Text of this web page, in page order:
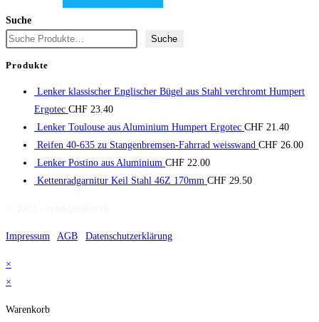
Suche
Suche
Produkte
Lenker klassischer Englischer Bügel aus Stahl verchromt Humpert
Ergotec CHF 23.40
Lenker Toulouse aus Aluminium Humpert Ergotec CHF 21.40
Reifen 40-635 zu Stangenbremsen-Fahrrad weisswand CHF 26.00
Lenker Postino aus Aluminium CHF 22.00
Kettenradgarnitur Keil Stahl 46Z 170mm CHF 29.50
Impressum AGB Datenschutzerklärung
×
×
Warenkorb